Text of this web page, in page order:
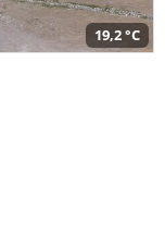
19,2 °C